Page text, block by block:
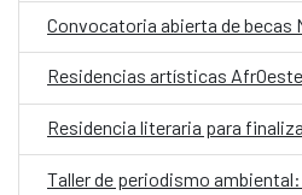
Residencias artísticas
Residencia literaria para